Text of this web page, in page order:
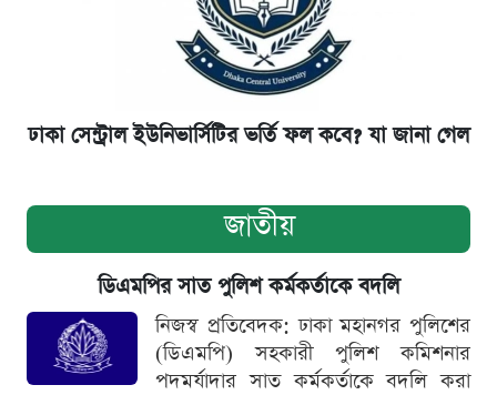
ঢাকা সেন্ট্রাল ইউনিভার্সিটির ভর্তি ফল কবে? যা জানা গেল
জাতীয়
ডিএমপির সাত পুলিশ কর্মকর্তাকে বদলি
নিজস্ব প্রতিবেদক: ঢাকা মহানগর পুলিশের
(ডিএমপি) সহকারী পুলিশ কমিশনার
পদমর্যাদার সাত কর্মকর্তাকে বদলি করা